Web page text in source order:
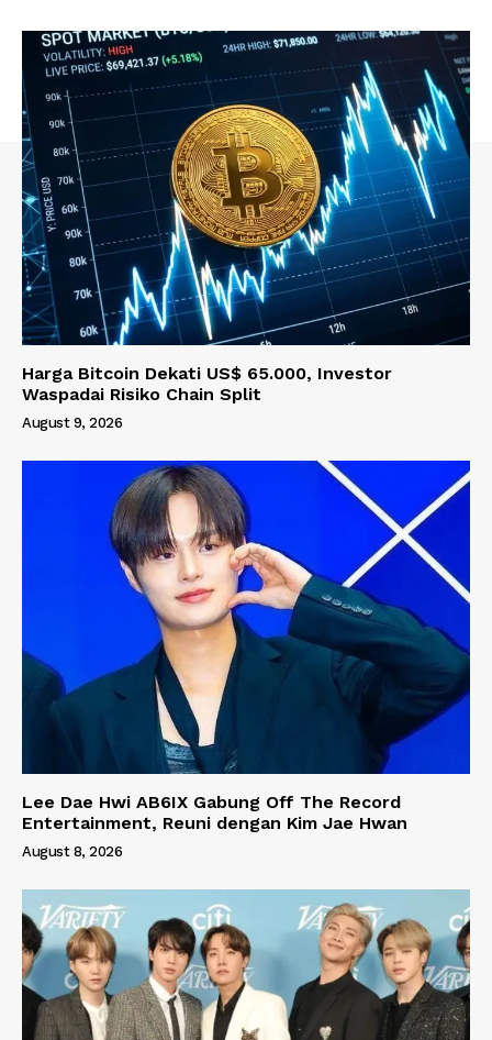
Harga Bitcoin Dekati US$ 65.000, Investor
Waspadai Risiko Chain Split
August 9, 2026
Lee Dae Hwi AB6IX Gabung Off The Record
Entertainment, Reuni dengan Kim Jae Hwan
August 8, 2026